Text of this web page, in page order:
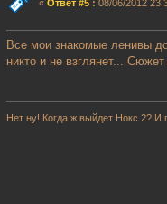
« Ответ #5: 08/06/2012
Все мои знакомые ленивы
никто и не взглянет...
Нет ну! Когда ж выйдет Нокс 2? И